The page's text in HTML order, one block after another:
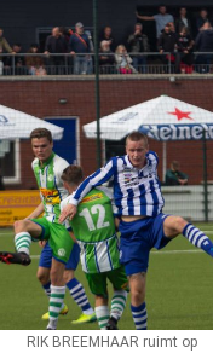
RIK BREEMHAAR ruimt op